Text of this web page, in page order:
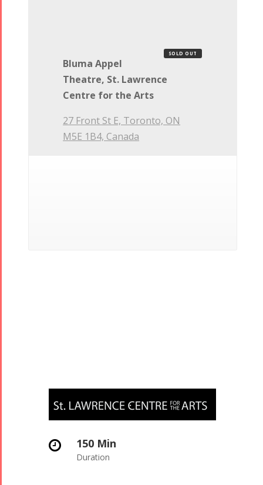
SOLD OUT
Bluma Appel
Theatre, St. Lawrence
Centre for the Arts
27 Front St E, Toronto, ON
M5E 1B4, Canada
150 Min
Duration